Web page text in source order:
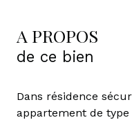
A PROPOS
de ce bien
Dans résidence
appartement de